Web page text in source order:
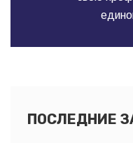
ПОСЛЕДНИЕ